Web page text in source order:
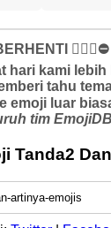
BERHENTI
hari kami
tahu
emoji luar
tim
Tanda2